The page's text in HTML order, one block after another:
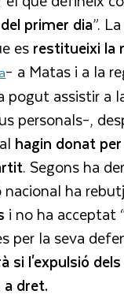
primer dia”.
esrestitueixi la
– a Matas i a la
pogut assistir a
personals–,
hagin donat
. Segons ha
nacional ha
i no ha acceptat
per la seva
si l'expulsió
dret.